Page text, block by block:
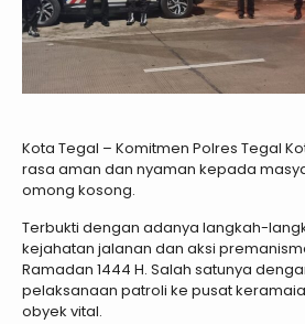
Kota Tegal – Komitmen Polres Tegal
rasa aman dan nyaman kepada
omong kosong.
Terbukti dengan adanya langkah-
kejahatan jalanan dan aksi
Ramadan 1444 H. Salah satunya
pelaksanaan patroli ke pusat
obyek vital.